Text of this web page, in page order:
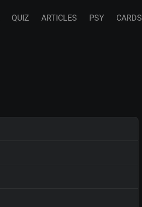
QUIZ ARTICLES PSY CARDS